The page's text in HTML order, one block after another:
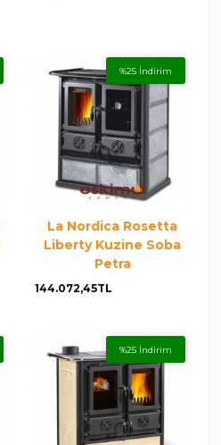
%25 İndirim
La Nordica Rosetta
Liberty Kuzine Soba
Petra
144.072,45TL
%25 İndirim